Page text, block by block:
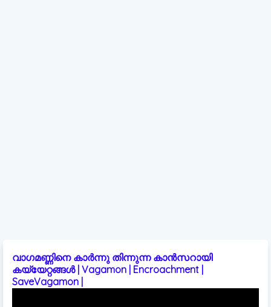
വാഗമണ്ണിനെ കാർന്നു തിന്നുന്ന കാൻസറായി
കയ്യേറ്റങ്ങൾ | Vagamon | Encroachment |
SaveVagamon |